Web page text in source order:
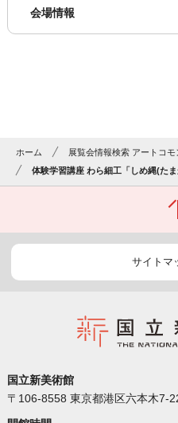
会場情報
ホーム
展覧会情報検索 アートコモ
体験学習講座 わら細工「しめ縄(たま
サイトマ
国立新美術館
〒106-8558 東京都港区六本木7-